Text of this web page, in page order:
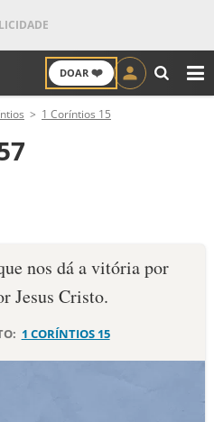
DOAR ❤️
1 Coríntios 15
nos dá a vitória por
Jesus Cristo.
1 CORÍNTIOS 15